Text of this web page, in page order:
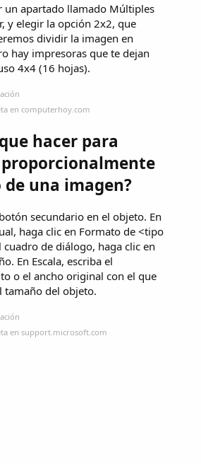
un apartado llamado Múltiples
y elegir la opción 2x2, que
dividir la imagen en
hay impresoras que te dejan
4x4 (16 hojas).
en computerhoy.com
hacer para
una imagen?
secundario en el objeto. En
haga clic en Formato de <tipo
cuadro de diálogo, haga clic en
En Escala, escriba el
o el ancho original con el que
tamaño del objeto.
en support.microsoft.com